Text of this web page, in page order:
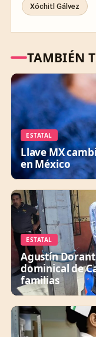
Xóchitl Gálvez
TAMBIÉN
ESTATAL
Llave MX
en México
ESTATAL
Agustín
dominical de
familias